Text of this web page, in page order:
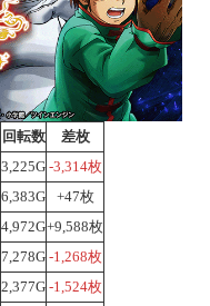
回転数
差枚
3,225G -3,314枚
6,383G
+47枚
4,972G+9,588枚
7,278G -1,268枚
2,377G -1,524枚